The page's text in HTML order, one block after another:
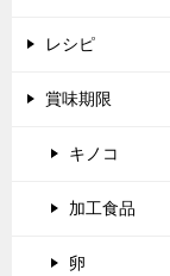
レシピ
賞味期限
キノコ
加工食品
卵